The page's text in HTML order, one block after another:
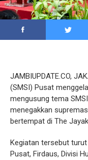
JAMBIUPDATE.CO,
(SMSI) Pusat
mengusung tema
menegakkan
bertempat di The
Kegiatan tersebut
Pusat, Firdaus, Divisi